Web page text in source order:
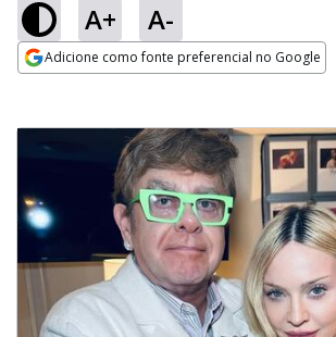
A+ A-
Adicione como fonte preferencial no Google